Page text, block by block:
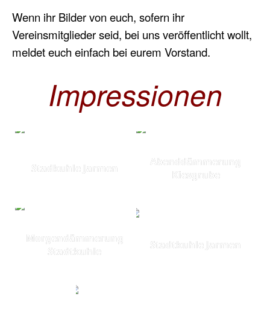
Wenn ihr Bilder von euch, sofern ihr
Vereinsmitglieder seid, bei uns veröffentlicht wollt,
meldet euch einfach bei eurem Vorstand.
Impressionen
Stadkuhle Jarmen
Abenddämmerung
Kiesgrube
Morgendämmerung
Stadtkuhle
Stadtkuhle Jarmen